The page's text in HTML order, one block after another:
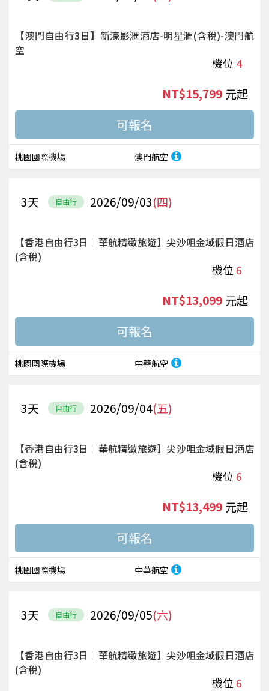
【澳門自由行3日】新濠影滙酒店-明星滙(含稅)-澳門航
空
機位 4
桃園國際機場 澳門航空
NT$15,799 起
自由行 2026/09/03(四)
3天
【香港自由行3日｜華航精緻旅遊】尖沙咀金域假日酒店
(含稅)
機位 6
桃園國際機場 中華航空
NT$13,099 起
自由行 2026/09/04(五)
3天
【香港自由行3日｜華航精緻旅遊】尖沙咀金域假日酒店
(含稅)
機位 6
桃園國際機場 中華航空
NT$13,499 起
自由行 2026/09/05(六)
3天
【香港自由行3日｜華航精緻旅遊】尖沙咀金域假日酒店
(含稅)
機位 6